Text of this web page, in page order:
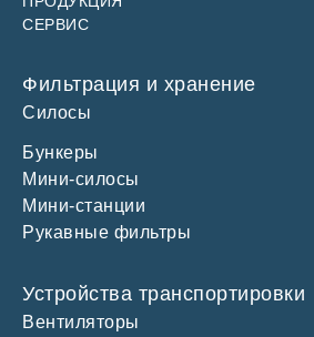
СЕРВИС
Фильтрация и хранение
Силосы
Силос 60 м3
Силос 100 м3
Силос 150 м3
Бункеры
Мини-силосы
Мини-станции
Рукавные фильтры
Устройства транспортировки
Вентиляторы